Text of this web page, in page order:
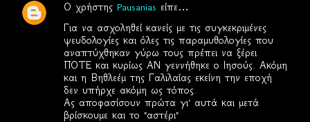
Ο χρήστης Pausanias είπε…
Για να ασχοληθεί κανείς με τις συγκεκριμένες
ψευδολογίες και όλες τις παραμυθολογίες που
αναπτύχθηκαν γύρω τους πρέπει να ξέρει
ΠΟΤΕ και κυρίως ΑΝ γεννήθηκε ο Ιησούς. Ακόμη
και η Βηθλεέμ της Γαλιλαίας εκείνη την εποχή
δεν υπήρχε ακόμη ως τόπος.
Ας αποφασίσουν πρώτα γι' αυτά και μετά
βρίσκουμε και το "αστέρι"